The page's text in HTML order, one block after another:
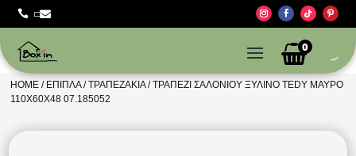
 
0
HOME / ΈΠΙΠΛΑ/ΤΡΑΠΕΖΆΚΙΑ/ ΤΡΑΠΈΖΙ ΣΑΛΟΝΙΟΎ ΞΎΛΙΝΟ TEDY ΜΑΎΡΟ
110Χ60Χ48 07.185052